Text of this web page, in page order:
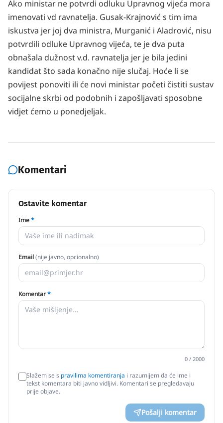
Ako ministar ne potvrdi odluku Upravnog vijeća mora
imenovati vd ravnatelja. Gusak-Krajnović s tim ima
iskustva jer joj dva ministra, Murganić i Aladrović, nisu
potvrdili odluke Upravnog vijeća, te je dva puta
obnašala dužnost v.d. ravnatelja jer je bila jedini
kandidat što sada konačno nije slučaj. Hoće li se
povijest ponoviti ili će novi ministar početi čistiti sustav
socijalne skrbi od podobnih i zapošljavati sposobne
vidjet ćemo u ponedjeljak.
Komentari
Ostavite komentar
Ime*
Email(nije javno, opcionalno)
Komentar*
0 / 2000
Slažem se s pravilima komentiranja i razumijem da će ime i
tekst komentara biti javno vidljivi. Komentari se pregledavaju
prije objave.
Pošalji komentar